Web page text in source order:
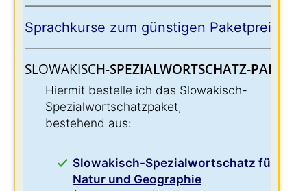
Sprachkurse zum günstigen Paketpreis:
SLOWAKISCH-SPEZIALWORTSCHATZ-PAKET:
Hiermit bestelle ich das Slowakisch-
Spezialwortschatzpaket,
bestehend aus:
Slowakisch-Spezialwortschatz für
Natur und Geographie